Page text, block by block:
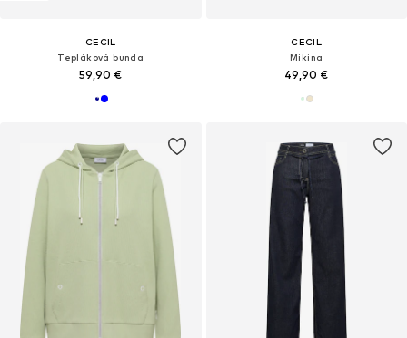
CECIL
Tepláková bunda
59,90 €
CECIL
Mikina
49,90 €